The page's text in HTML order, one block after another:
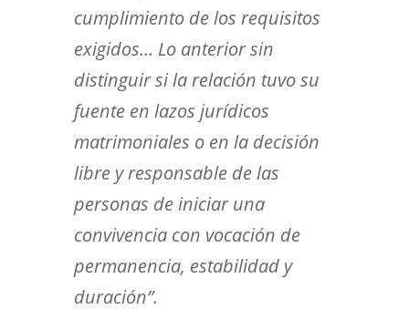
cumplimiento de los requisitos
exigidos… Lo anterior sin
distinguir si la relación tuvo su
fuente en lazos jurídicos
matrimoniales o en la decisión
libre y responsable de las
personas de iniciar una
convivencia con vocación de
permanencia, estabilidad y
duración”.